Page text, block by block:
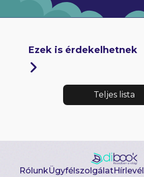
Ezek is érdekelhetnek
Teljes lista
RólunkÜgyfélszolgálatHírlevél